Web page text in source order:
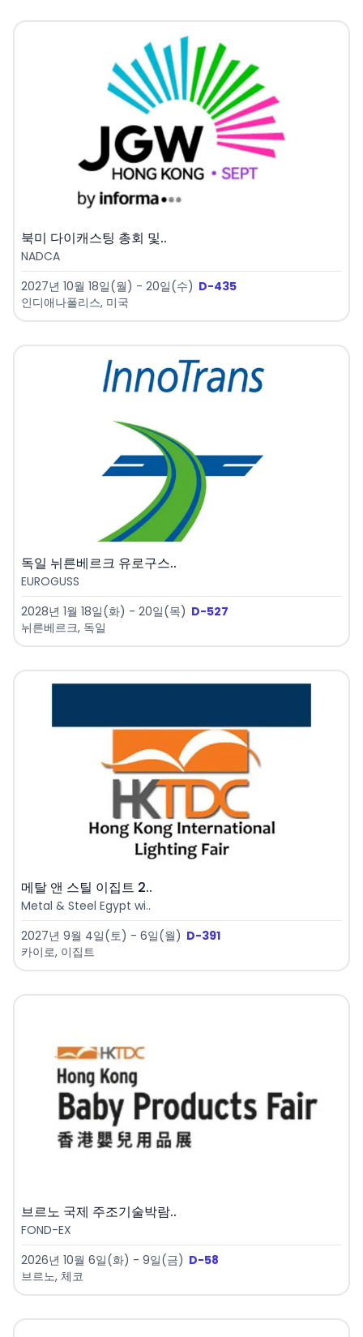
북미 다이캐스팅 총회 및..
NADCA
2027년 10월 18일(월) - 20일(수) D-435
인디애나폴리스, 미국
독일 뉘른베르크 유로구스..
EUROGUSS
2028년 1월 18일(화) - 20일(목) D-527
뉘른베르크, 독일
메탈 앤 스틸 이집트 2..
Metal & Steel Egypt wi..
2027년 9월 4일(토) - 6일(월) D-391
카이로, 이집트
브르노 국제 주조기술박람..
FOND-EX
2026년 10월 6일(화) - 9일(금) D-58
브르노, 체코